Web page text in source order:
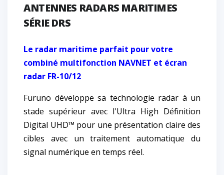
ANTENNES RADARS MARITIMES
SÉRIE DRS
Le radar maritime parfait pour votre
combiné multifonction NAVNET et écran
radar FR-10/12
Furuno développe sa technologie radar à un
stade supérieur avec l'Ultra High Définition
Digital UHD™ pour une présentation claire des
cibles avec un traitement automatique du
signal numérique en temps réel.